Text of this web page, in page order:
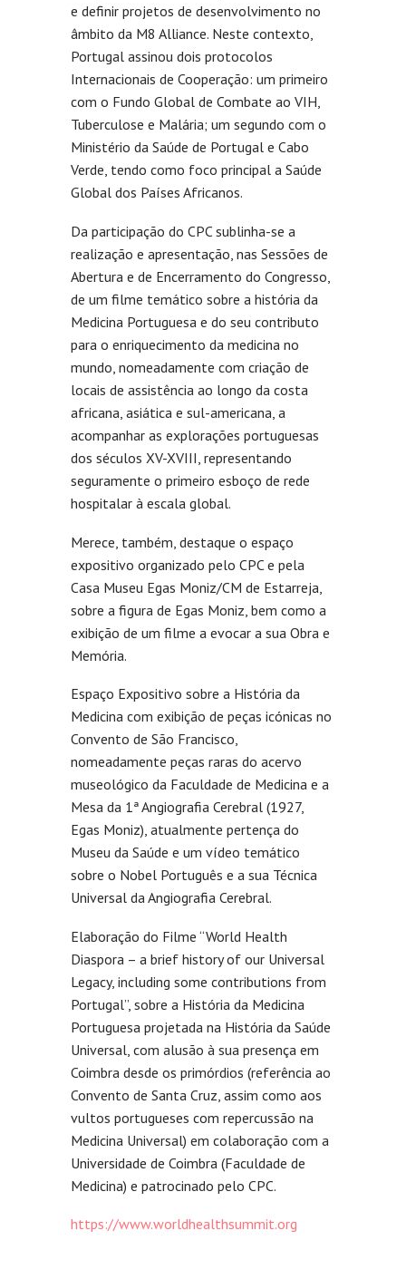
e definir projetos de desenvolvimento no
âmbito da M8 Alliance. Neste contexto,
Portugal assinou dois protocolos
Internacionais de Cooperação: um primeiro
com o Fundo Global de Combate ao VIH,
Tuberculose e Malária; um segundo com o
Ministério da Saúde de Portugal e Cabo
Verde, tendo como foco principal a Saúde
Global dos Países Africanos.
Da participação do CPC sublinha-se a
realização e apresentação, nas Sessões de
Abertura e de Encerramento do Congresso,
de um filme temático sobre a história da
Medicina Portuguesa e do seu contributo
para o enriquecimento da medicina no
mundo, nomeadamente com criação de
locais de assistência ao longo da costa
africana, asiática e sul-americana, a
acompanhar as explorações portuguesas
dos séculos XV-XVIII, representando
seguramente o primeiro esboço de rede
hospitalar à escala global.
Merece, também, destaque o espaço
expositivo organizado pelo CPC e pela
Casa Museu Egas Moniz/CM de Estarreja,
sobre a figura de Egas Moniz, bem como a
exibição de um filme a evocar a sua Obra e
Memória.
Espaço Expositivo sobre a História da
Medicina com exibição de peças icónicas no
Convento de São Francisco,
nomeadamente peças raras do acervo
museológico da Faculdade de Medicina e a
Mesa da 1ª Angiografia Cerebral (1927,
Egas Moniz), atualmente pertença do
Museu da Saúde e um vídeo temático
sobre o Nobel Português e a sua Técnica
Universal da Angiografia Cerebral.
Elaboração do Filme “World Health
Diaspora – a brief history of our Universal
Legacy, including some contributions from
Portugal”, sobre a História da Medicina
Portuguesa projetada na História da Saúde
Universal, com alusão à sua presença em
Coimbra desde os primórdios (referência ao
Convento de Santa Cruz, assim como aos
vultos portugueses com repercussão na
Medicina Universal) em colaboração com a
Universidade de Coimbra (Faculdade de
Medicina) e patrocinado pelo CPC.
https://www.worldhealthsummit.org